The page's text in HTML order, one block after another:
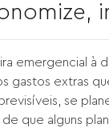
emergencial à
gastos extras
se
que alguns